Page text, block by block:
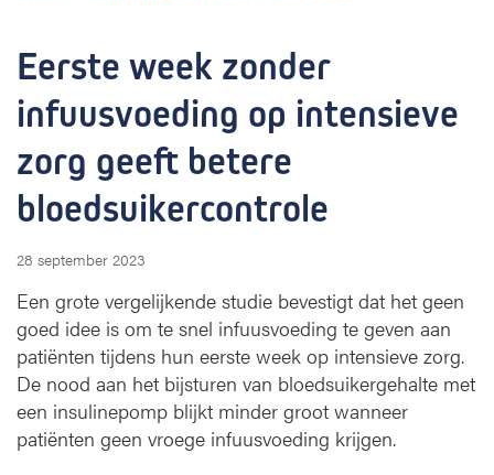
t
e
n
e
r
i
n
f
Eerste week zonder
infuusvoeding op intensieve
zorg geeft betere
bloedsuikercontrole
28 september 2023
Een grote vergelijkende studie bevestigt dat het geen
goed idee is om te snel infuusvoeding te geven aan
patiënten tijdens hun eerste week op intensieve zorg.
De nood aan het bijsturen van bloedsuikergehalte met
een insulinepomp blijkt minder groot wanneer
patiënten geen vroege infuusvoeding krijgen.